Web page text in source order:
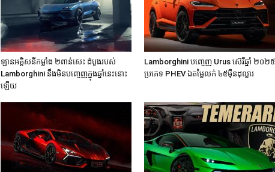
ឡានអគ្គិសនីកម្លាំង ២ពាន់សេះ ដំបូងរបស់
Lamborghini នឹងមិនបញ្ចេញក្នុងឆ្នាំនេះនោះ
ឡើយ
Lamborghini បញ្ចេញ Urus ស៊េរីឆ្នាំ ២០២៥
ប្រភេទ PHEV ឯតម្លៃលក់ ៤៥មុឺនដុល្លារ